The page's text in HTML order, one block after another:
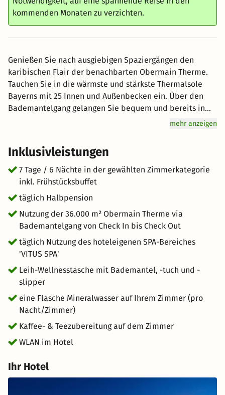
kommenden Monaten zu verzichten.
Genießen Sie nach ausgiebigen Spaziergängen den
karibischen Flair der benachbarten Obermain Therme.
Tauchen Sie in die wärmste und stärkste Thermalsole
Bayerns mit 25 Innen und Außenbecken ein. Über den
Bademantelgang gelangen Sie bequem und bereits in
Badekleidung & Bademantel in die Obermain Therme.
weiter baden. Kein Problem! Ihr Zimmerschlüssel ist als
Armband angelegt und Sie können jederzeit mit diesem
das Drehkreuz passieren. Auch leckere Cocktails oder ein
kleines Gericht in der Therme können Sie unkompliziert
genießen. Ihr Armband ermöglicht Ihnen die Bezahlung
am Ende Ihres Aufenthaltes an der Hotelrezeption.
mehr anzeigen
Inklusivleistungen
7 Tage / 6 Nächte in der gewählten Zimmerkategorie
inkl. Frühstücksbuffet
täglich Halbpension
Nutzung der 36.000 m² Obermain Therme via
Bademantelgang von Check In bis Check Out
täglich Nutzung des hoteleigenen SPA-Bereiches
'VITUS SPA'
Leih-Wellnesstasche mit Bademantel, -tuch und -
slipper
eine Flasche Mineralwasser auf Ihrem Zimmer (pro
Nacht/Zimmer)
Kaffee- & Teezubereitung auf dem Zimmer
WLAN im Hotel
Ihr Hotel